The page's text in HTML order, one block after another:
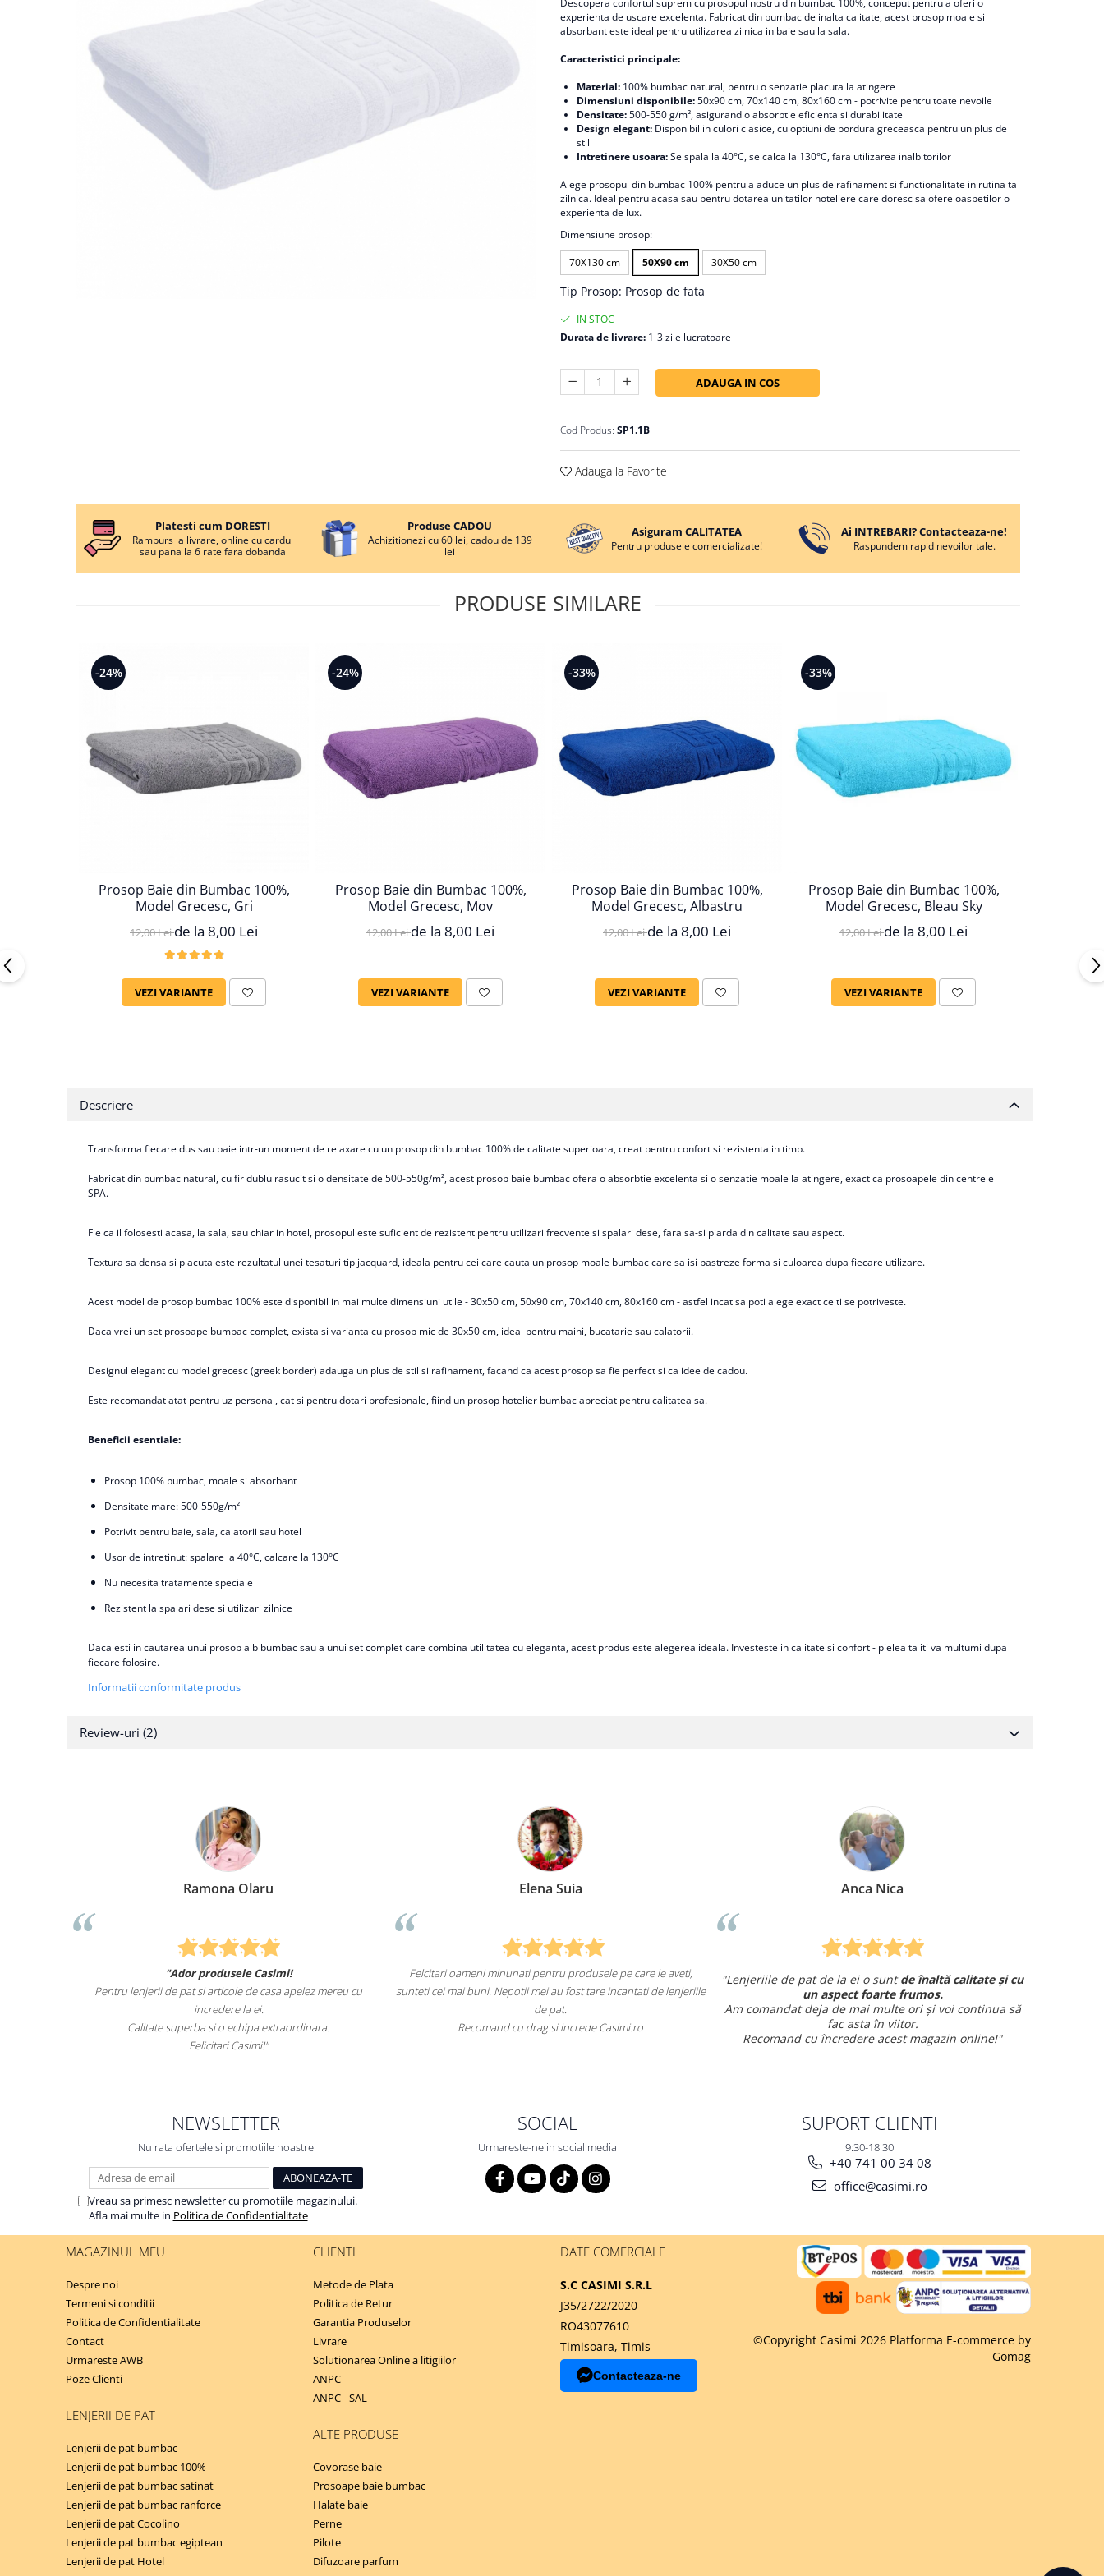
Lenjerii De Pat Creponate
Lenjerii De Pat Bumbac Poplin 2
Lenjerii De Pat Bumbac Poplin,
Lenjerii De Pat Bumbac Satinat 2
Lenjerii Damasc Egiptean King Size
Descopera confortul suprem cu prosopul nostru din bumbac 100%, conceput pentru a oferi o
experienta de uscare excelenta. Fabricat din bumbac de inalta calitate, acest prosop moale si
absorbant este ideal pentru utilizarea zilnica in baie sau la sala.
Caracteristici principale:
Material: 100% bumbac natural, pentru o senzatie placuta la atingere
Dimensiuni disponibile:50x90 cm, 70x140 cm, 80x160 cm - potrivite pentru toate nevoile
Densitate:500-550 g/m², asigurand o absorbtie eficienta si durabilitate
Design elegant: Disponibil in culori clasice, cu optiuni de bordura greceasca pentru un plus de
stil
Intretinere usoara:Se spala la 40°C, se calca la 130°C, fara utilizarea inalbitorilor
Alege prosopul din bumbac 100% pentru a aduce un plus de rafinament si functionalitate in rutina ta
zilnica. Ideal pentru acasa sau pentru dotarea unitatilor hoteliere care doresc sa ofere oaspetilor o
experienta de lux.
Dimensiune prosop:
70X130 cm
50X90 cm 30X50 cm
Tip Prosop: Prosop de fata
IN STOC
Durata de livrare: 1-3 zile lucratoare
ADAUGA IN COS
Cod Produs: SP1.1B
Adauga la Favorite
Platesti cum DORESTI
Ramburs la livrare, online cu cardul
sau pana la 6 rate fara dobanda
Produse CADOU
Achizitionezi cu 60 lei, cadou de 139
lei
Asiguram CALITATEA
Pentru produsele comercializate!
Ai INTREBARI? Contacteaza-ne!
Raspundem rapid nevoilor tale.
PRODUSE SIMILARE
-24%
Prosop Baie din Bumbac 100%,
Model Grecesc, Gri
12,00 Leide la 8,00 Lei
VEZI VARIANTE
-24%
Prosop Baie din Bumbac 100%,
Model Grecesc, Mov
12,00 Leide la 8,00 Lei
VEZI VARIANTE
-33%
Prosop Baie din Bumbac 100%,
Model Grecesc, Albastru
12,00 Leide la 8,00 Lei
VEZI VARIANTE
-33%
Prosop Baie din Bumbac 100%,
Model Grecesc, Bleau Sky
12,00 Leide la 8,00 Lei
VEZI VARIANTE
Descriere
Transforma fiecare dus sau baie intr-un moment de relaxare cu un prosop din bumbac 100% de calitate superioara, creat pentru confort si rezistenta in timp.
Fabricat din bumbac natural, cu fir dublu rasucit si o densitate de 500-550g/m², acest prosop baie bumbac ofera o absorbtie excelenta si o senzatie moale la atingere, exact ca prosoapele din centrele
SPA.
Fie ca il folosesti acasa, la sala, sau chiar in hotel, prosopul este suficient de rezistent pentru utilizari frecvente si spalari dese, fara sa-si piarda din calitate sau aspect.
Textura sa densa si placuta este rezultatul unei tesaturi tip jacquard, ideala pentru cei care cauta un prosop moale bumbac care sa isi pastreze forma si culoarea dupa fiecare utilizare.
Acest model de prosop bumbac 100% este disponibil in mai multe dimensiuni utile - 30x50 cm, 50x90 cm, 70x140 cm, 80x160 cm - astfel incat sa poti alege exact ce ti se potriveste.
Daca vrei un set prosoape bumbac complet, exista si varianta cu prosop mic de 30x50 cm, ideal pentru maini, bucatarie sau calatorii.
Designul elegant cu model grecesc (greek border) adauga un plus de stil si rafinament, facand ca acest prosop sa fie perfect si ca idee de cadou.
Este recomandat atat pentru uz personal, cat si pentru dotari profesionale, fiind un prosop hotelier bumbac apreciat pentru calitatea sa.
Beneficii esentiale:
Prosop 100% bumbac, moale si absorbant
Densitate mare: 500-550g/m²
Potrivit pentru baie, sala, calatorii sau hotel
Usor de intretinut: spalare la 40°C, calcare la 130°C
Nu necesita tratamente speciale
Rezistent la spalari dese si utilizari zilnice
Daca esti in cautarea unui prosop alb bumbac sau a unui set complet care combina utilitatea cu eleganta, acest produs este alegerea ideala. Investeste in calitate si confort - pielea ta iti va multumi dupa
fiecare folosire.
Informatii conformitate produs
Review-uri (2)
Ramona Olaru
"Ador produsele Casimi!
Pentru lenjerii de pat si articole de casa apelez mereu cu
incredere la ei.
Calitate superba si o echipa extraordinara.
Felicitari Casimi!"
Elena Suia
Felcitari oameni minunati pentru produsele pe care le aveti,
sunteti cei mai buni. Nepotii mei au fost tare incantati de lenjeriile
Recomand cu drag si increde Casimi.ro
Anca Nica
"Lenjeriile de pat de la ei o suntde înaltă calitate și cu
un aspect foarte frumos.
Am comandat deja de mai multe ori și voi continua să
fac asta în viitor.
Recomand cu încredere acest magazin online!"
NEWSLETTER
Nu rata ofertele si promotiile noastre
Vreau sa primesc newsletter cu promotiile magazinului.
Afla mai multe in Politica de Confidentialitate
SOCIAL
Urmareste-ne in social media
SUPORT CLIENTI
9:30-18:30
+40 741 00 34 08
office@casimi.ro
MAGAZINUL MEU
Despre noi
Termeni si conditii
Politica de Confidentialitate
Contact
Urmareste AWB
Poze Clienti
LENJERII DE PAT
Lenjerii de pat bumbac
Lenjerii de pat bumbac 100%
Lenjerii de pat bumbac satinat
Lenjerii de pat bumbac ranforce
Lenjerii de pat Cocolino
Lenjerii de pat bumbac egiptean
Lenjerii de pat Hotel
CLIENTI
Metode de Plata
Politica de Retur
Garantia Produselor
Livrare
Solutionarea Online a litigiilor
ANPC
ANPC - SAL
ALTE PRODUSE
Covorase baie
Prosoape baie bumbac
Halate baie
Perne
Pilote
Difuzoare parfum
DATE COMERCIALE
S.C CASIMI S.R.L
J35/2722/2020
RO43077610
Timisoara, Timis
Contacteaza-ne
©Copyright Casimi 2026 Platforma E-commerce by
Gomag